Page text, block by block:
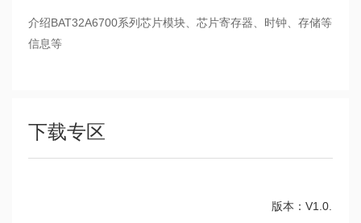
介绍BAT32A6700系列芯片模块、芯片寄存器、时钟、存储等
信息等
下载专区
版本：V1.0.1